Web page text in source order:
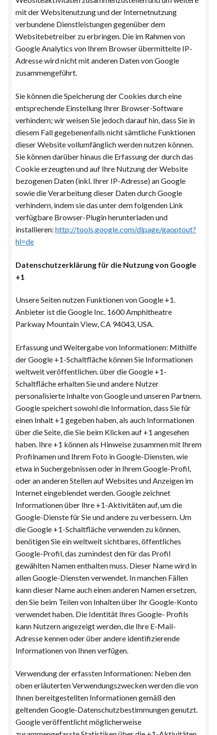
mit der Websitenutzung und der Internetnutzung
verbundene Dienstleistungen gegenüber dem
Websitebetreiber zu erbringen. Die im Rahmen von
Google Analytics von Ihrem Browser übermittelte IP-
Adresse wird nicht mit anderen Daten von Google
zusammengeführt.
Sie können die Speicherung der Cookies durch eine
entsprechende Einstellung Ihrer Browser-Software
verhindern; wir weisen Sie jedoch darauf hin, dass Sie in
diesem Fall gegebenenfalls nicht sämtliche Funktionen
dieser Website vollumfänglich werden nutzen können.
Sie können darüber hinaus die Erfassung der durch das
Cookie erzeugten und auf Ihre Nutzung der Website
bezogenen Daten (inkl. Ihrer IP-Adresse) an Google
sowie die Verarbeitung dieser Daten durch Google
verhindern, indem sie das unter dem folgenden Link
verfügbare Browser-Plugin herunterladen und
installieren: http://tools.google.com/dlpage/gaoptout?
hl=de
Datenschutzerklärung für die Nutzung von Google
+1
Unsere Seiten nutzen Funktionen von Google +1.
Anbieter ist die Google Inc. 1600 Amphitheatre
Parkway Mountain View, CA 94043, USA.
Erfassung und Weitergabe von Informationen: Mithilfe
der Google +1-Schaltfläche können Sie Informationen
weltweit veröffentlichen. über die Google +1-
Schaltfläche erhalten Sie und andere Nutzer
personalisierte Inhalte von Google und unseren Partnern.
Google speichert sowohl die Information, dass Sie für
einen Inhalt +1 gegeben haben, als auch Informationen
über die Seite, die Sie beim Klicken auf +1 angesehen
haben. Ihre +1 können als Hinweise zusammen mit Ihrem
Profilnamen und Ihrem Foto in Google-Diensten, wie
etwa in Suchergebnissen oder in Ihrem Google-Profil,
oder an anderen Stellen auf Websites und Anzeigen im
Internet eingeblendet werden. Google zeichnet
Informationen über Ihre +1-Aktivitäten auf, um die
Google-Dienste für Sie und andere zu verbessern. Um
die Google +1-Schaltfläche verwenden zu können,
benötigen Sie ein weltweit sichtbares, öffentliches
Google-Profil, das zumindest den für das Profil
gewählten Namen enthalten muss. Dieser Name wird in
allen Google-Diensten verwendet. In manchen Fällen
kann dieser Name auch einen anderen Namen ersetzen,
den Sie beim Teilen von Inhalten über Ihr Google-Konto
verwendet haben. Die Identität Ihres Google- Profils
kann Nutzern angezeigt werden, die Ihre E-Mail-
Adresse kennen oder über andere identifizierende
Informationen von Ihnen verfügen.
Verwendung der erfassten Informationen: Neben den
oben erläuterten Verwendungszwecken werden die von
Ihnen bereitgestellten Informationen gemäß den
geltenden Google-Datenschutzbestimmungen genutzt.
Google veröffentlicht möglicherweise